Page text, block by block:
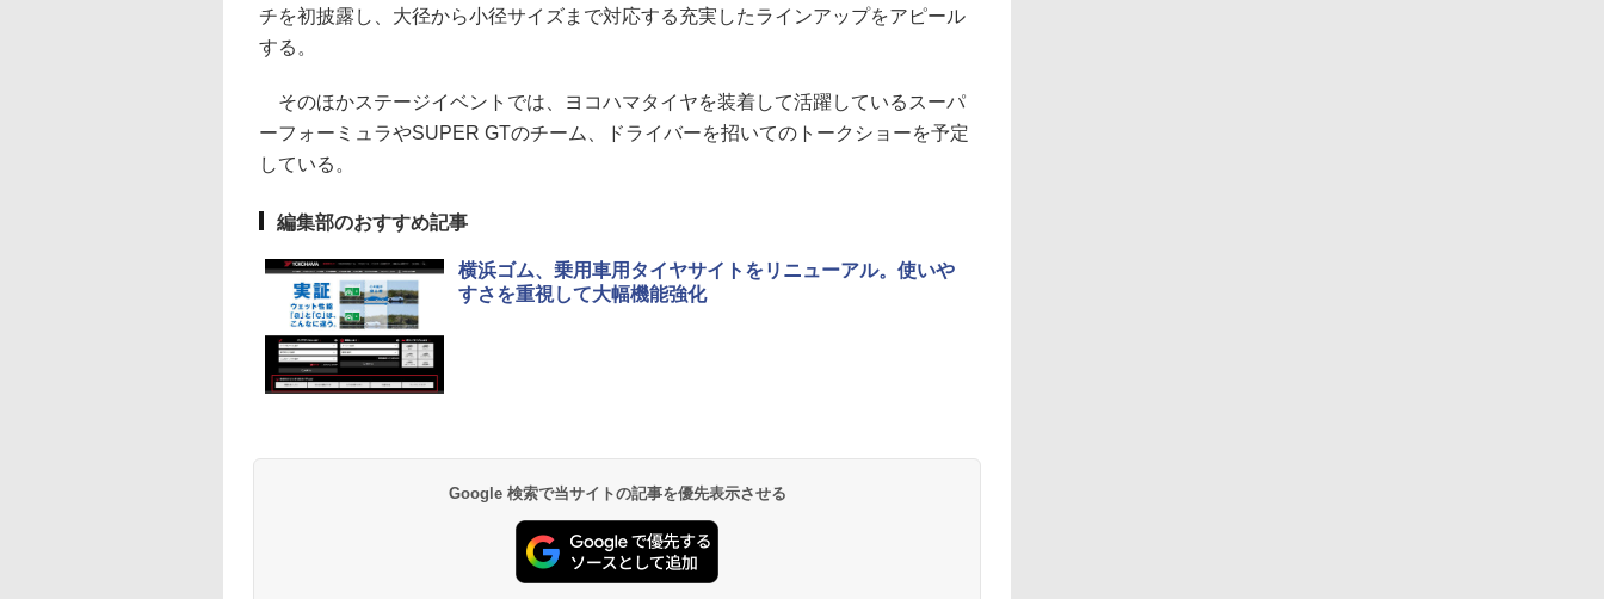
チを初披露し、大径から小径サイズまで対応する充実したラインアップをアピール
する。
そのほかステージイベントでは、ヨコハマタイヤを装着して活躍しているスーパ
ーフォーミュラやSUPER GTのチーム、ドライバーを招いてのトークショーを予定
している。
編集部のおすすめ記事
横浜ゴム、乗用車用タイヤサイトをリニューアル。使いや
すさを重視して大幅機能強化
Google 検索で当サイトの記事を優先表示させる